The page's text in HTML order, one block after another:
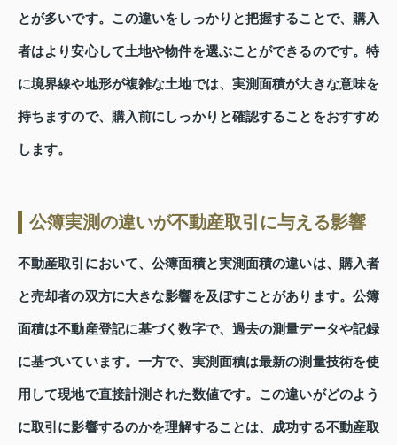
とが多いです。この違いをしっかりと把握することで、購入
者はより安心して土地や物件を選ぶことができるのです。特
に境界線や地形が複雑な土地では、実測面積が大きな意味を
持ちますので、購入前にしっかりと確認することをおすすめ
します。
公簿実測の違いが不動産取引に与える影響
不動産取引において、公簿面積と実測面積の違いは、購入者
と売却者の双方に大きな影響を及ぼすことがあります。公簿
面積は不動産登記に基づく数字で、過去の測量データや記録
に基づいています。一方で、実測面積は最新の測量技術を使
用して現地で直接計測された数値です。この違いがどのよう
に取引に影響するのかを理解することは、成功する不動産取